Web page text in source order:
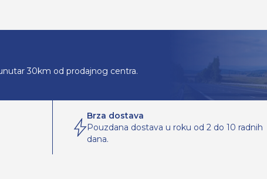
30km od prodajnog centra.
Brza dostava
Pouzdana dostava u roku od 2 do 10 radnih
dana.